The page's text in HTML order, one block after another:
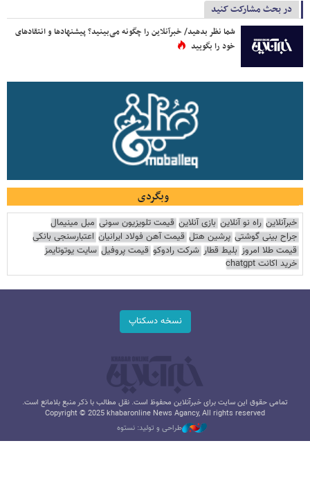
در بحث مشارکت کنید
شما نظر بدهید/ خبرآنلاین را چگونه می‌بینید؟ پیشنهادها و انتقادهای
خود را بگویید
وبگردی
خبرآنلاین راه نو آنلاین بازی آنلاین قیمت تلویزیون سونی مبل مینیمال
جراح بینی گوشتی پرشین هتل قیمت آهن فولاد ایرانیان اعتبارسنجی بانکی
قیمت طلا امروز بلیط قطار شرکت رادوکو قیمت پروفیل سایت یوتوتایمز
خرید اکانت chatgpt
نسخه دسکتاپ
تمامی حقوق این سایت برای خبرآنلاین محفوظ است. نقل مطالب با ذکر منبع بلامانع است.
Copyright © 2025 khabaronline News Agancy, All rights reserved
طراحی و تولید: نستوه